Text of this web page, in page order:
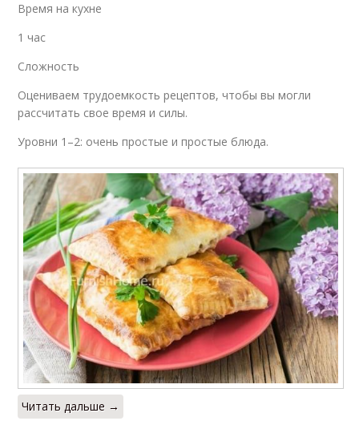
Время на кухне
1 час
Сложность
Оцениваем трудоемкость рецептов, чтобы вы могли
рассчитать свое время и силы.
Уровни 1–2: очень простые и простые блюда.
Читать дальше →